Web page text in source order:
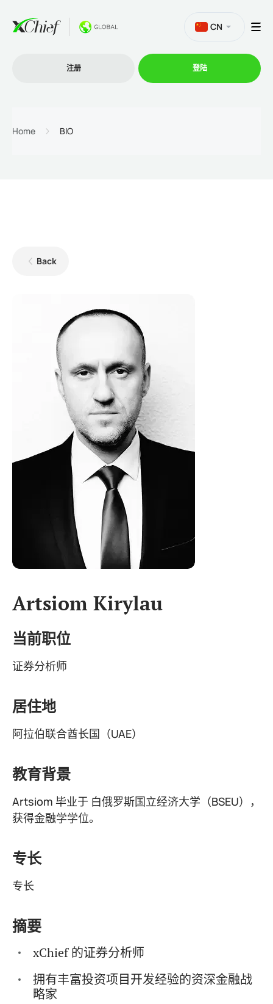
CN
注册 登陆
Home BIO
Back
Artsiom Kirylau
当前职位
证券分析师
居住地
阿拉伯联合酋长国（UAE）
教育背景
Artsiom 毕业于 白俄罗斯国立经济大学（BSEU），
获得金融学学位。
专长
专长
摘要
xChief 的证券分析师
拥有丰富投资项目开发经验的资深金融战
略家